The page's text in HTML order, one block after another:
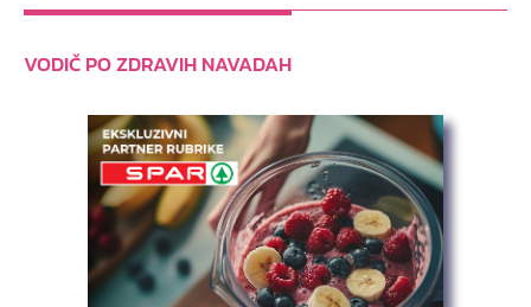
VODIČ PO ZDRAVIH NAVADAH